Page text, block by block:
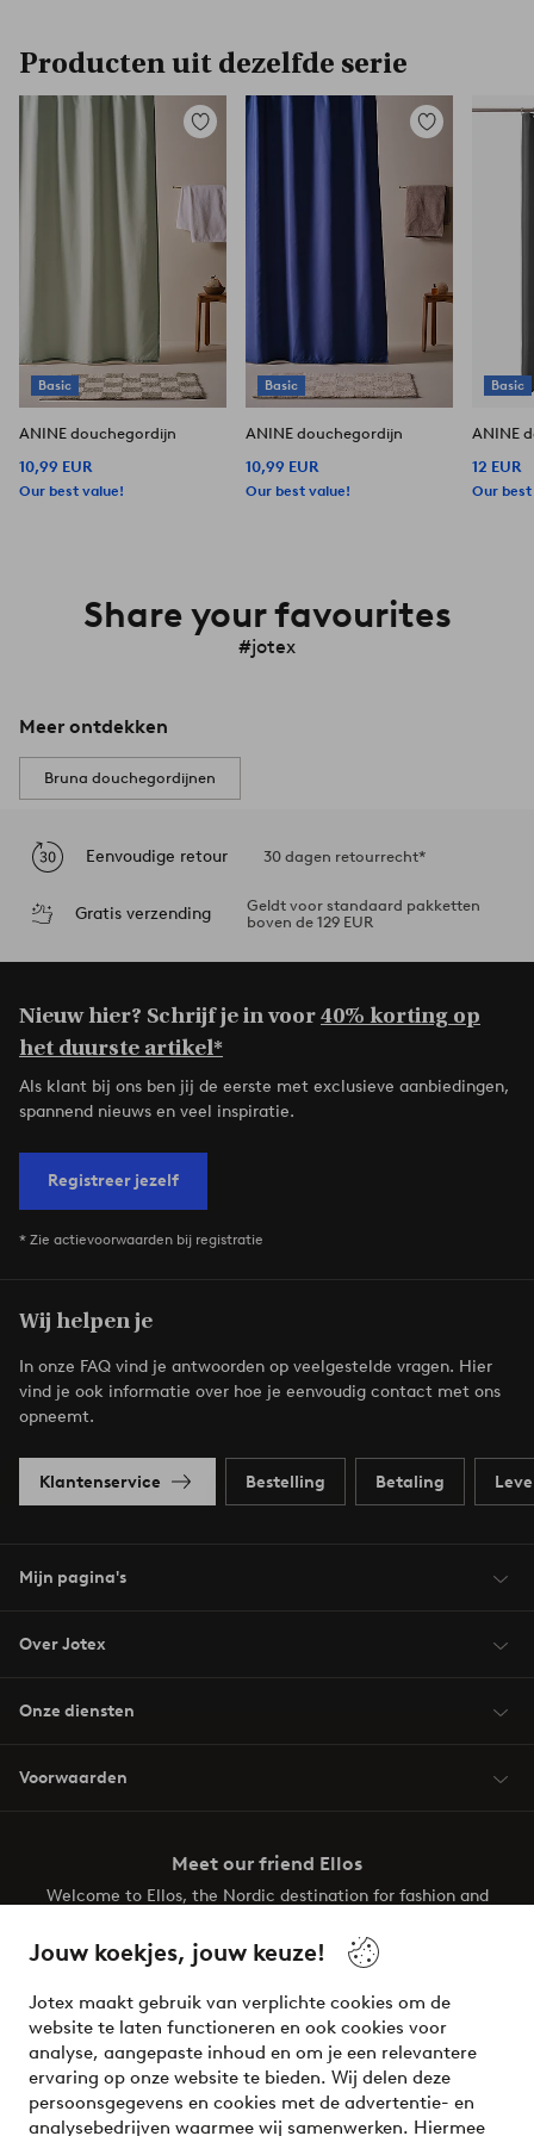
Jouw koekjes, jouw keuze!
Jotex maakt gebruik van verplichte cookies om de
website te laten functioneren en ook cookies voor
analyse, aangepaste inhoud en om je een relevantere
ervaring op onze website te bieden. Wij delen deze
persoonsgegevens en cookies met de advertentie- en
analysebedrijven waarmee wij samenwerken. Hiermee
Producten uit dezelfde serie
Basic
Toevoegen
ANINE douchegordijn
10,99 EUR
Our best value!
Basic
Toevoegen
ANINE douchegordijn
10,99 EUR
Our best value!
Basic
ANINE
12 EUR
Our
Share your favourites
#jotex
Meer ontdekken
Bruna douchegordijnen
Eenvoudige retour 30 dagen retourrecht*
Gratis verzending
Geldt voor standaard pakketten
boven de 129 EUR
Nieuw hier? Schrijf je in voor40% korting op
het duurste artikel*
Als klant bij ons ben jij de eerste met exclusieve aanbiedingen,
spannend nieuws en veel inspiratie.
Registreer jezelf
* Zie actievoorwaarden bij registratie
Wij helpen je
In onze FAQ vind je antwoorden op veelgestelde vragen. Hier
vind je ook informatie over hoe je eenvoudig contact met ons
opneemt.
Klantenservice Bestelling Betaling
Mijn pagina's
Over Jotex
Onze diensten
Voorwaarden
Meet our friend Ellos
Welcome to Ellos, the Nordic destination for fashion and
your wardrobe. Your next inspiring look is here!
Veilig betalen - Nu betalen of opsplitsen